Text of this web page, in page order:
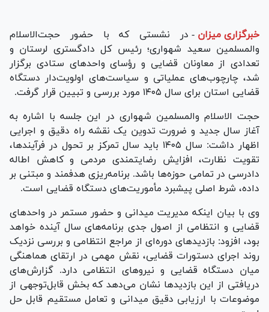
خبرگزاری میزان - در نشستی که با حضور حجت‌الاسلام
والمسلمین سعید شهواری؛ رئیس کل دادگستری لرستان و
تعدادی از معاونان قضایی و رؤسای واحد‌های ستادی برگزار
شد، چارچوب‌های عملیاتی و سیاست‌های اولویت‌دار دستگاه
قضایی استان برای سال ۱۴۰۵ مورد بررسی و تبیین قرار گرفت.
حجت الاسلام والمسلمین شهواری در این جلسه با اشاره به
آغاز سال جدید و ضرورت تدوین یک نقشه راه دقیق و اجرایی
اظهار داشت: سال ۱۴۰۵ باید سال تمرکز بر تحول در فرآیندها،
تقویت نظارت، افزایش رضایتمندی مردمی و کاهش اطاله
دادرسی در تمامی حوزه‌ها باشد. برنامه‌ریزی هدفمند و مبتنی بر
داده، شرط اصلی پیشبرد مأموریت‌های دستگاه قضایی است.
وی با بیان اینکه مدیریت میدانی و حضور مستمر در واحد‌های
قضایی و انتظامی از اصول جدی برنامه‌های سال آینده خواهد
بود، افزود: بازدید‌های دوره‌ای از مراجع انتظامی و بررسی نزدیک
روند اجرای دستورات قضایی، نقش مهمی در ارتقای هماهنگی
میان دستگاه قضایی و نیرو‌های انتظامی دارد. گزارش‌های
دریافتی از این بازدید‌ها نشان می‌دهد که بخش قابل‌توجهی از
موضوعات با ارزیابی دقیق میدانی و تعامل مستقیم قابل حل